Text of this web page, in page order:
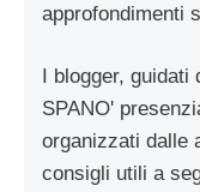
approfondimenti
I blogger,
SPANO'
organizzati dalle
consigli utili a